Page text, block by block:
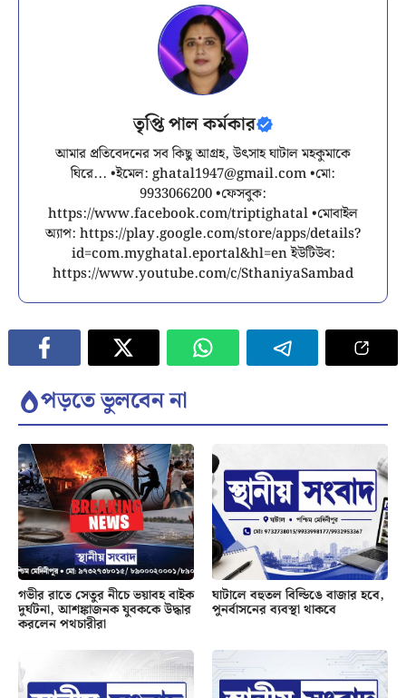
তৃপ্তি পাল কর্মকার
আমার প্রতিবেদনের সব কিছু আগ্রহ, উৎসাহ ঘাটাল মহকুমাকে
ঘিরে... •ইমেল: ghatal1947@gmail.com•মো:
9933066200 •ফেসবুক:
https://www.facebook.com/triptighatal •মোবাইল
অ্যাপ: https://play.google.com/store/apps/details?
id=com.myghatal.eportal&hl=en ইউটিউব:
https://www.youtube.com/c/SthaniyaSambad
পড়তে ভুলবেন না
গভীর রাতে সেতুর নীচে ভয়াবহ বাইক
দুর্ঘটনা, আশঙ্কাজনক যুবককে উদ্ধার
করলেন পথচারীরা
ঘাটালে বহুতল বিল্ডিঙে বাজার হবে,
পুনর্বাসনের ব্যবস্থা থাকবে